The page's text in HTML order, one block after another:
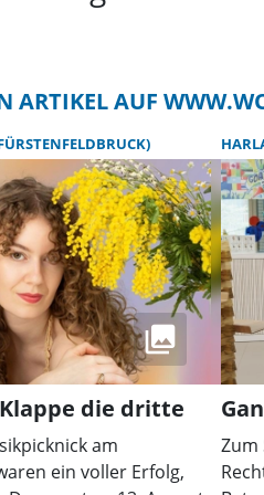
ARTIKEL AUF
die dritte
am
ein voller Erfolg,
Zum